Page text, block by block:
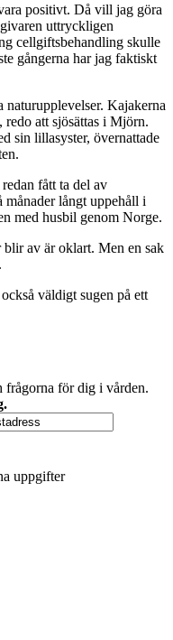
positivt. Då vill jag göra
uttryckligen
cellgiftsbehandling skulle
gångerna har jag faktiskt
Kajakerna
att sjösättas i Mjörn.
sin lillasyster, övernattade
fått ta del av
månader långt uppehåll i
med husbil genom Norge.
blir av är oklart. Men en sak
väldigt sugen på ett
frågorna för dig i vården.
uppgifter